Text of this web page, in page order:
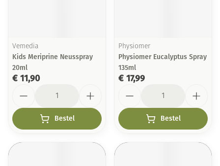
Vemedia
Kids Meriprine Neusspray
20ml
€ 11,90
Bestel
Physiomer
Physiomer Eucalyptus Spray
135ml
€ 17,99
Bestel